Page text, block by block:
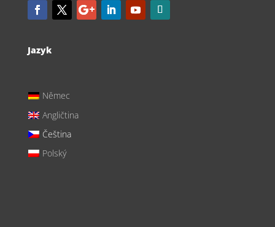
Jazyk
Němec
Angličtina
Čeština
Polský